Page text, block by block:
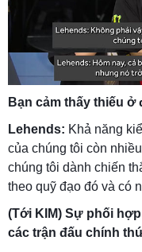
Bạn cảm thấy thiếu ở
Lehends: Khả năng
của chúng tôi còn
chúng tôi dành chiến
theo quỹ đạo đó và có
(Tới KIM) Sự phối
các trận đấu chính